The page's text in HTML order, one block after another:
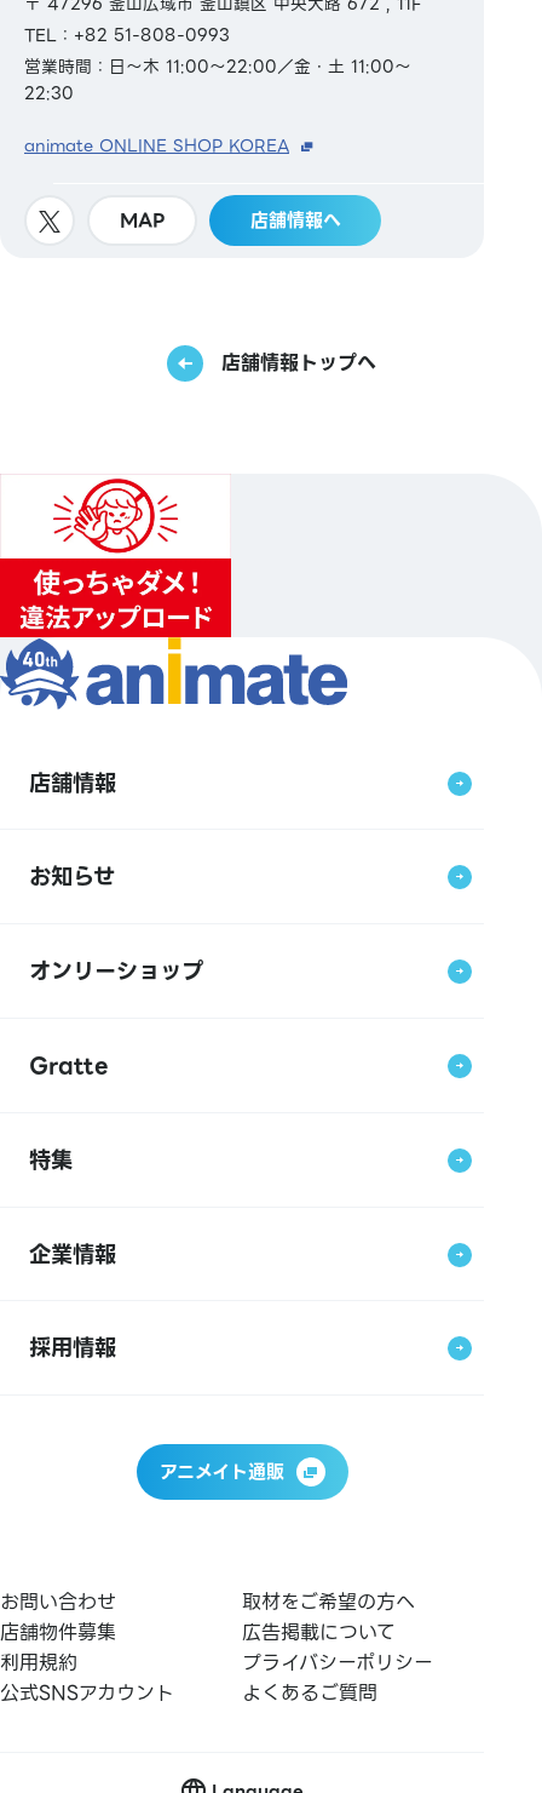
TEL：+82 51-808-0993
営業時間：日～木 11:00～22:00／金・土 11:00～
22:30
animate ONLINE SHOP KOREA
MAP 店舗情報へ
店舗情報トップへ
店舗情報
お知らせ
オンリーショップ
Gratte
特集
企業情報
採用情報
アニメイト通販
お問い合わせ
取材をご希望の方へ
店舗物件募集
広告掲載について
利用規約
プライバシーポリシー
公式SNSアカウント
よくあるご質問